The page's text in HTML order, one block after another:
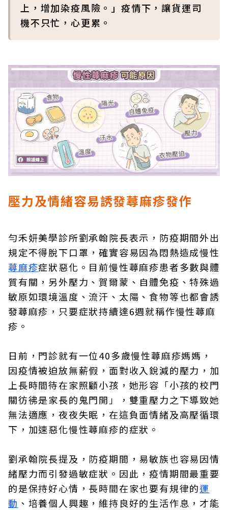
上，增加染疫風險。」疫情下，讓貨運司
機不只忙，心更累。
壓力及情緒容易誘發蕁麻疹發作
勻禾妍美學診所劉承翰院長表示，防疫期間外出
規定不得脫下口罩，確實容易因為悶熱造成慢性
蕁麻疹症狀惡化。目前慢性蕁麻疹患者多數與體
質有關，另外壓力、賀爾蒙、自體免疫、特殊過
敏原如環境溫度、流汗、太陽、食物等也都會誘
發蕁麻疹，只要症狀持續達6週就稱作慢性蕁麻
疹。
日前，門診就有一位40多歲慢性蕁麻疹媽媽，
因疫情被迫放無薪假，面對收入銳減的壓力，加
上長時間待在家照顧小孩，她形容「小孩的校門
關彷彿是家長的鬼門開」，雙重壓力之下導致她
無法適應，夜夜失眠，在這負面情緒及高壓循環
下，加速惡化慢性蕁麻疹的症狀。
劉承翰院長提及，防疫期間，易敏族也容易因情
緒壓力而引發過敏症狀。因此，疫情期間最重要
的是保持好心情，長時間在家也要有規律的運
動 、培養個人興趣，維持良好的生活作息，才能